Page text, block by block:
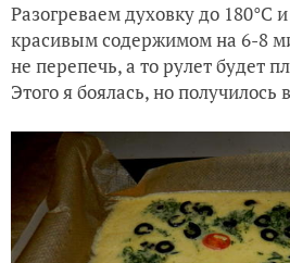
Разогреваем духовку до 180°С
красивым содержимом на 6-8
не перепечь, а то рулет будет
Этого я боялась, но получилось